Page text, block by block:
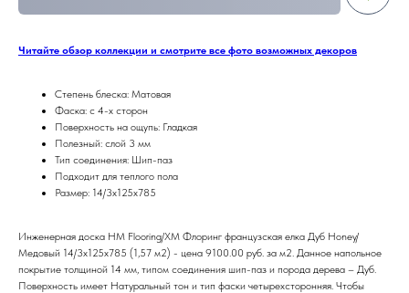
Читайте обзор коллекции и смотрите все фото возможных декоров
Степень блеска: Матовая
Фаска: с 4-х сторон
Поверхность на ощупь: Гладкая
Полезный: слой 3 мм
Тип соединения: Шип-паз
Подходит для теплого пола
Размер: 14/3х125х785
Инженерная доска HM Flooring/ХМ Флоринг французская елка Дуб Honey/
Медовый 14/3х125х785 (1,57 м2) - цена 9100.00 руб. за м2. Данное напольное
покрытие толщиной 14 мм, типом соединения шип-паз и порода дерева – Дуб.
Поверхность имеет Натуральный тон и тип фаски четырехсторонняя. Чтобы